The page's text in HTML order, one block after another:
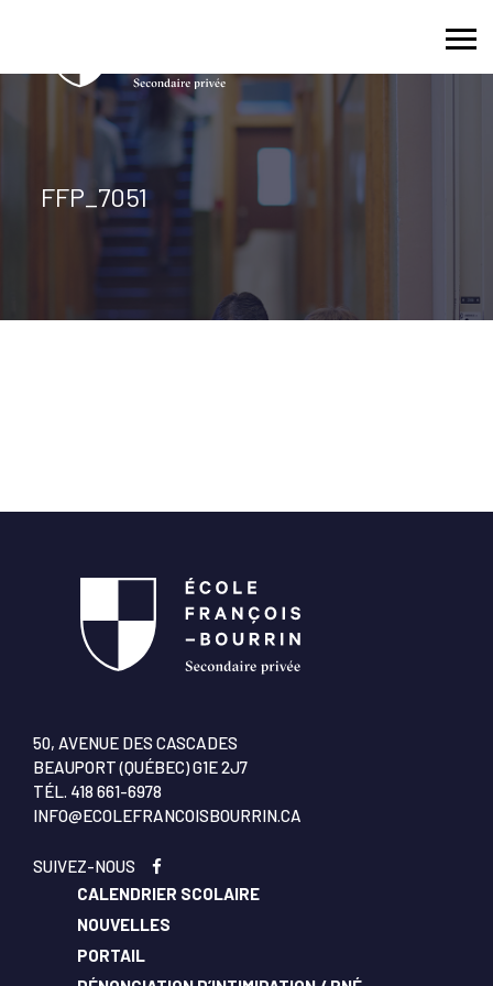
FFP_7051
50, AVENUE DES CASCADES
BEAUPORT (QUÉBEC) G1E 2J7
TÉL. 418 661-6978
INFO@ECOLEFRANCOISBOURRIN.CA
SUIVEZ-NOUS
CALENDRIER SCOLAIRE
NOUVELLES
PORTAIL